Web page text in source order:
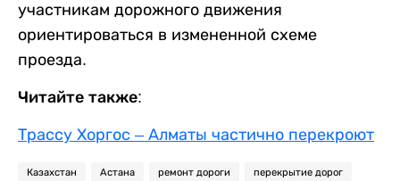
участникам дорожного движения
ориентироваться в измененной схеме
проезда.
Читайте также:
Трассу Хоргос – Алматы частично перекроют
Казахстан Астана ремонт дороги перекрытие дорог